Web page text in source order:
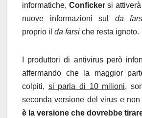
informatiche, Confickersi attiverà
nuove informazioni sul da
proprio il da farsi che resta ignoto.
I produttori di antivirus però
affermando che la maggior
colpiti, si parla di 10 milioni,
seconda versione del virus e
è la versione che dovrebbe